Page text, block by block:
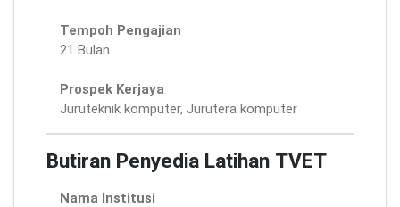
Tempoh Pengajian
21 Bulan
Prospek Kerjaya
Juruteknik komputer, Jurutera komputer
Butiran Penyedia Latihan TVET
Nama Institusi